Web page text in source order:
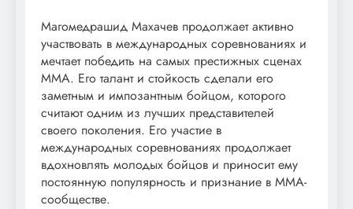
Магомедрашид Махачев продолжает активно
участвовать в международных соревнованиях и
мечтает победить на самых престижных сценах
ММА. Его талант и стойкость сделали его
заметным и импозантным бойцом, которого
считают одним из лучших представителей
своего поколения. Его участие в
международных соревнованиях продолжает
вдохновлять молодых бойцов и приносит ему
постоянную популярность и признание в ММА-
сообществе.